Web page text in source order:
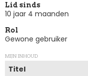
Lid sinds
10 jaar 4 maanden
Rol
Gewone gebruiker
MIJN INHOUD
Titel